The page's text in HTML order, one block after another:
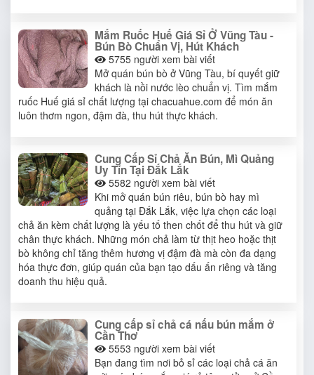
Mắm Ruốc Huế Giá Sỉ Ở Vũng Tàu -
Bún Bò Chuẩn Vị, Hút Khách
5755 người xem bài viết
Mở quán bún bò ở Vũng Tàu, bí quyết giữ
khách là nồi nước lèo chuẩn vị. Tìm mắm
ruốc Huế giá sỉ chất lượng tại chacuahue.com để món ăn
luôn thơm ngon, đậm đà, thu hút thực khách.
Cung Cấp Sỉ Chả Ăn Bún, Mì Quảng
Uy Tín Tại Đắk Lắk
5582 người xem bài viết
Khi mở quán bún riêu, bún bò hay mì
quảng tại Đắk Lắk, việc lựa chọn các loại
chả ăn kèm chất lượng là yếu tố then chốt để thu hút và giữ
chân thực khách. Những món chả làm từ thịt heo hoặc thịt
bò không chỉ tăng thêm hương vị đậm đà mà còn đa dạng
hóa thực đơn, giúp quán của bạn tạo dấu ấn riêng và tăng
doanh thu hiệu quả.
Cung cấp sỉ chả cá nấu bún mắm ở
Cần Thơ
5553 người xem bài viết
Bạn đang tìm nơi bỏ sỉ các loại chả cá ăn